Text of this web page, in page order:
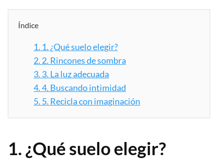
Índice
1. 1. ¿Qué suelo elegir?
2. 2. Rincones de sombra
3. 3. La luz adecuada
4.4. Buscando intimidad
5. 5. Recicla con imaginación
1. ¿Qué suelo elegir?